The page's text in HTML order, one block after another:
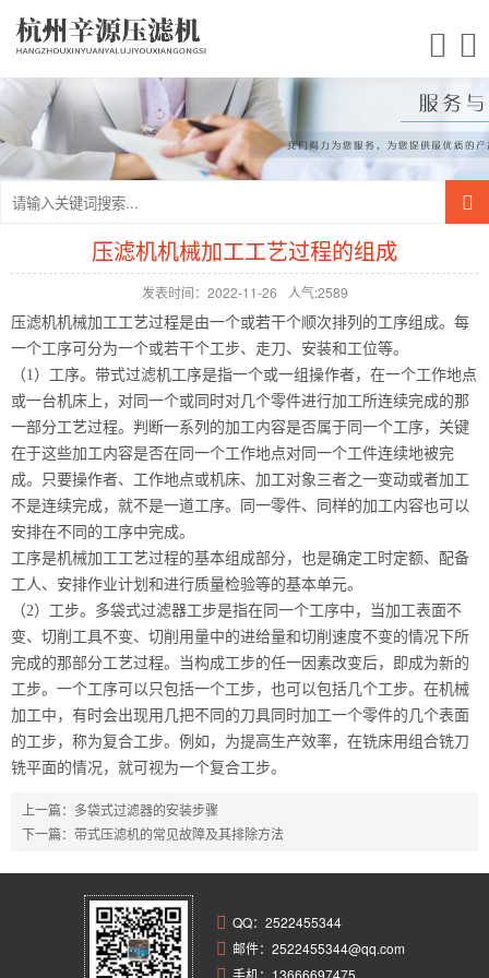
压滤机机械加工工艺过程的组成
发表时间：2022-11-26 人气:2589
压滤机机械加工工艺过程是由一个或若干个顺次排列的工序组成。每
一个工序可分为一个或若干个工步、走刀、安装和工位等。
（1）工序。带式过滤机工序是指一个或一组操作者，在一个工作地点
或一台机床上，对同一个或同时对几个零件进行加工所连续完成的那
一部分工艺过程。判断一系列的加工内容是否属于同一个工序，关键
在于这些加工内容是否在同一个工作地点对同一个工件连续地被完
成。只要操作者、工作地点或机床、加工对象三者之一变动或者加工
不是连续完成，就不是一道工序。同一零件、同样的加工内容也可以
安排在不同的工序中完成。
工序是机械加工工艺过程的基本组成部分，也是确定工时定额、配备
工人、安排作业计划和进行质量检验等的基本单元。
（2）工步。多袋式过滤器工步是指在同一个工序中，当加工表面不
变、切削工具不变、切削用量中的进给量和切削速度不变的情况下所
完成的那部分工艺过程。当构成工步的任一因素改变后，即成为新的
工步。一个工序可以只包括一个工步，也可以包括几个工步。在机械
加工中，有时会出现用几把不同的刀具同时加工一个零件的几个表面
的工步，称为复合工步。例如，为提高生产效率，在铣床用组合铣刀
铣平面的情况，就可视为一个复合工步。
上一篇： 多袋式过滤器的安装步骤
下一篇： 带式压滤机的常见故障及其排除方法
QQ：2522455344
邮件：2522455344@qq.com
手机：13666697475